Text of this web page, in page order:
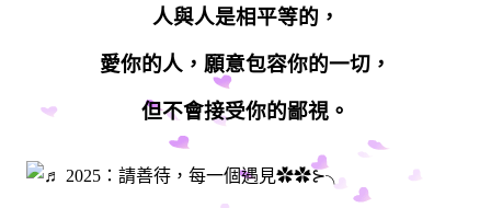
人與人是相平等的，
愛你的人，願意包容你的一切，
但不會接受你的鄙視。